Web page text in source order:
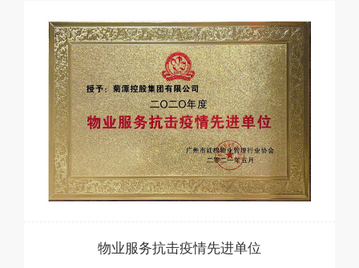
物业服务抗击疫情先进单位